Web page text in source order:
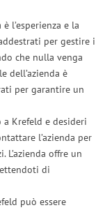
l’esperienza e la
per gestire i
che nulla venga
dell’azienda è
per garantire un
Krefeld e desideri
l’azienda per
offre un
di
può essere